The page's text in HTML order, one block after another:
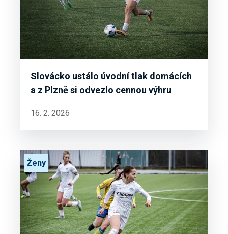
Slovácko ustálo úvodní tlak domácích
a z Plzně si odvezlo cennou výhru
16. 2. 2026
Ženy